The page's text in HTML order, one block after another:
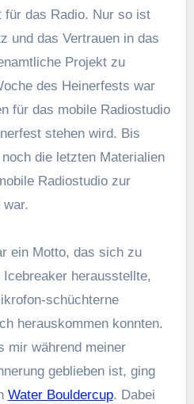
für das Radio. Nur so ist
und das Vertrauen in das
Projekt zu
des Heinerfests war
für das mobile Radiostudio
stehen wird. Bis
die letzten Materialien
Radiostudio zur
war.
ein Motto, das sich zu
herausstellte,
schüchterne
herauskommen konnten.
mir während meiner
geblieben ist, ging
Water Bouldercup. Dabei